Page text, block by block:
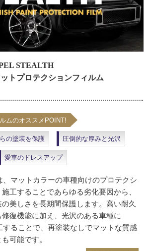
STEALTH
トプロテクションフィルム
ムのオススメPOINT!
の塗装を保護 圧倒的な厚みと光沢
愛車のドレスアップ
、マットカラーの車種向けのプロテクシ
工することであらゆる劣化要因から、
美しさを長期間保護します。高い耐久
復機能に加え、光沢のある車種に
することで、再塗装なしでマットな質感
可能です。